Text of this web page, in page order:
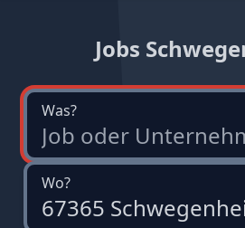
Jobs
Was?
Wo?